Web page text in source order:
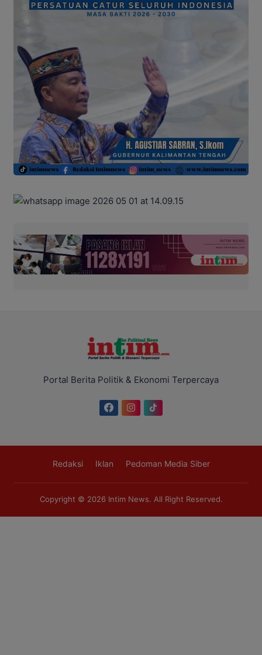
Portal Berita Politik & Ekonomi Terpercaya
Redaksi Iklan Pedoman Media Siber
Copyright © 2026 Intim News. All Right Reserved.